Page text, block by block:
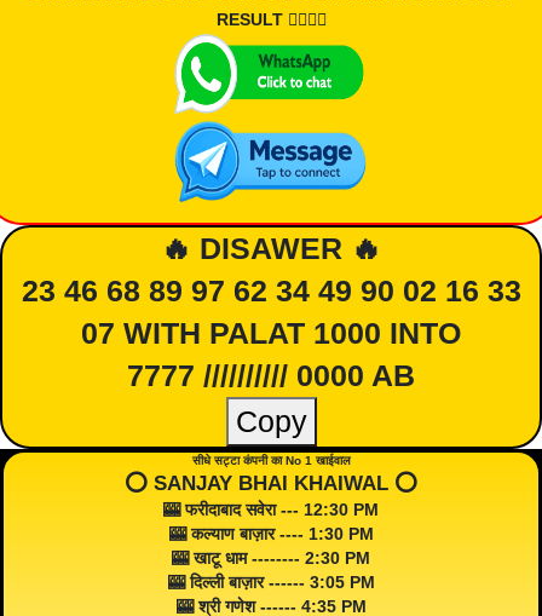
RESULT 👇🏾👇🏾
🔥 DISAWER 🔥
23 46 68 89 97 62 34 49 90 02 16 33
07 WITH PALAT 1000 INTO
7777 ////////// 0000 AB
Copy
सीधे सट्टा कंपनी का No 1 खाईवाल
⭕️ SANJAY BHAI KHAIWAL ⭕️
🎰 फरीदाबाद सवेरा --- 12:30 PM
🎰 कल्याण बाज़ार ---- 1:30 PM
🎰 खाटू धाम -------- 2:30 PM
🎰 दिल्ली बाज़ार ------ 3:05 PM
🎰 श्री गणेश ------ 4:35 PM